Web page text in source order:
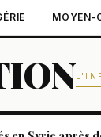
MOYEN-